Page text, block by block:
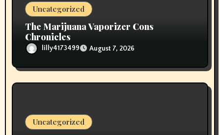
Uncategorized
The Marijuana Vaporizer Cons
Chronicles
lilly4173499 August 7, 2026
Uncategorized